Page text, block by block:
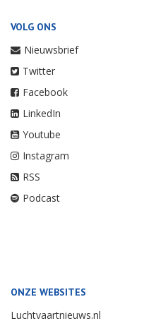
VOLG ONS
Nieuwsbrief
Twitter
Facebook
LinkedIn
Youtube
Instagram
RSS
Podcast
ONZE WEBSITES
Luchtvaartnieuws.nl